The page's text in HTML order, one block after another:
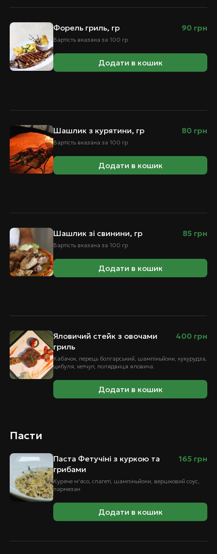
Форель гриль, гр 90 грн
Вартість вказана за 100 гр
Додати в кошик
Шашлик з курятини, гр 80 грн
Вартість вказана за 100 гр
Додати в кошик
Шашлик зі свинини, гр 85 грн
Вартість вказана за 100 гр
Додати в кошик
Яловичий стейк з овочами
гриль
400 грн
Кабачок, перець болгарський, шампіньйони, кукурудза,
цибуля, кетчуп, полядвиця яловича.
Додати в кошик
Пасти
Паста Фетучіні з куркою та
грибами
165 грн
Куряче м'ясо, спагеті, шампіньйони, вершковий соус,
пармезан
Додати в кошик